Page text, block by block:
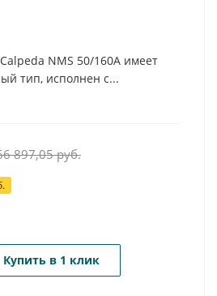
NMS 50/160A имеет
тип, исполнен с...
897,05руб.
Купить в 1 клик